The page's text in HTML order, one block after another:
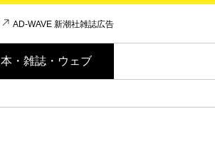
AD-WAVE 新潮社雑誌広告
本・雑誌・ウェブ